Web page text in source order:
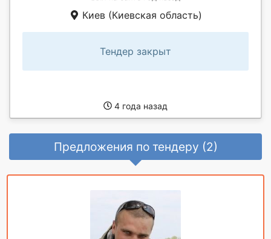
Киев (Киевская область)
Тендер закрыт
4 года назад
Предложения по тендеру (2)